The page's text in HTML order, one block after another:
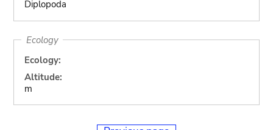
Diplopoda
Ecology
Ecology:
Altitude:
m